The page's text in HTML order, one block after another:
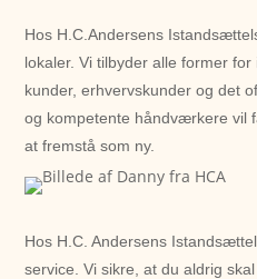
Hos H.C.Andersens
lokaler. Vi tilbyder alle former
kunder, erhvervskunder og det
og kompetente håndværkere vil
at fremstå som ny.
Hos H.C. Andersens
service. Vi sikre, at du aldrig